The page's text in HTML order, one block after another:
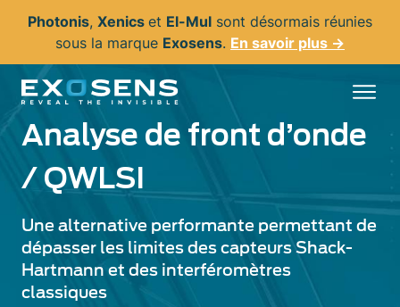
principal
Photonis, Xenics et El-Mul sont désormais réunies
sous la marque Exosens. En savoir plus →
Analyse de front d’onde
/ QWLSI
Une alternative performante permettant de
dépasser les limites des capteurs Shack-
Hartmann et des interféromètres
classiques